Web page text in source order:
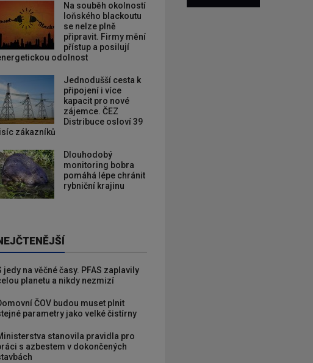
Na souběh okolností
loňského blackoutu
se nelze plně
připravit. Firmy mění
přístup a posilují
odolnost
Jednodušší cesta k
připojení i více
kapacit pro nové
zájemce. ČEZ
Distribuce osloví 39
zákazníků
Dlouhodobý
monitoring bobra
pomáhá lépe chránit
rybniční krajinu
jedy na věčné časy. PFAS zaplavily
planetu a nikdy nezmizí
ČOV budou muset plnit
parametry jako velké čistírny
stanovila pravidla pro
s azbestem v dokončených